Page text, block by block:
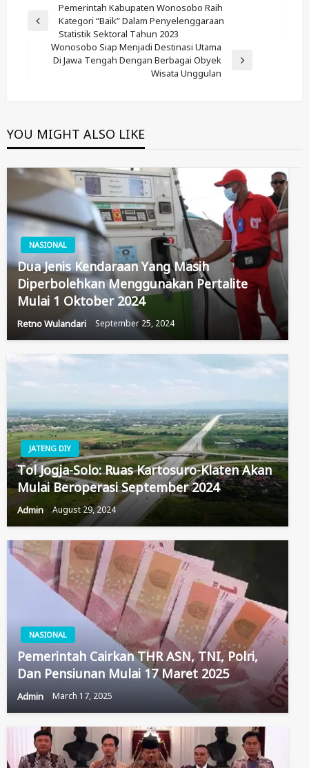
Navigation
Previous
Pemerintah Kabupaten Wonosobo Raih
Kategori “Baik” Dalam Penyelenggaraan
Statistik Sektoral Tahun 2023
Next
Wonosobo Siap Menjadi Destinasi Utama
Di Jawa Tengah Dengan Berbagai Obyek
Wisata Unggulan
YOU MIGHT ALSO LIKE
NASIONAL
Dua Jenis Kendaraan Yang Masih
Diperbolehkan Menggunakan Pertalite
Mulai 1 Oktober 2024
Retno Wulandari September 25, 2024
JATENG DIY
Tol Jogja-Solo: Ruas Kartosuro-Klaten Akan
Mulai Beroperasi September 2024
Admin August 29, 2024
NASIONAL
Pemerintah Cairkan THR ASN, TNI, Polri,
Dan Pensiunan Mulai 17 Maret 2025
Admin March 17, 2025